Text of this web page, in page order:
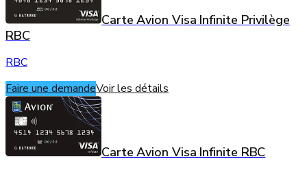
Carte Avion Visa Infinite Privilège
RBC
RBC
Faire une demandeVoir les détails
Carte Avion Visa Infinite RBC